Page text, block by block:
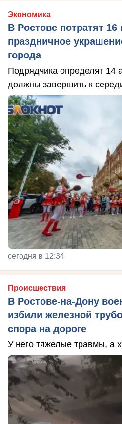
Экономика
В Ростове потратят
праздничное
города
Подрядчика определят 14
должны завершить к
сегодня в 12:34
Происшествия
В Ростове-на-Дону
избили железной
спора на дороге
У него тяжелые травмы, а